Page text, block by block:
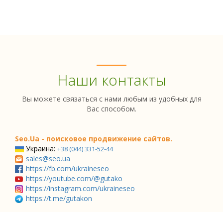
Наши контакты
Вы можете связаться с нами любым из удобных для
Вас способом.
Seo.Ua - поисковое продвижение сайтов.
Украина: +38 (044) 331-52-44
sales@seo.ua
https://fb.com/ukraineseo
https://youtube.com/@gutako
https://instagram.com/ukraineseo
https://t.me/gutakon